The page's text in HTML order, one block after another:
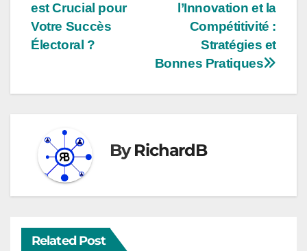
l’Innovation et la
Compétitivité :
Stratégies et
Bonnes Pratiques
est Crucial pour
Votre Succès
Électoral ?
ByRichardB
Related Post